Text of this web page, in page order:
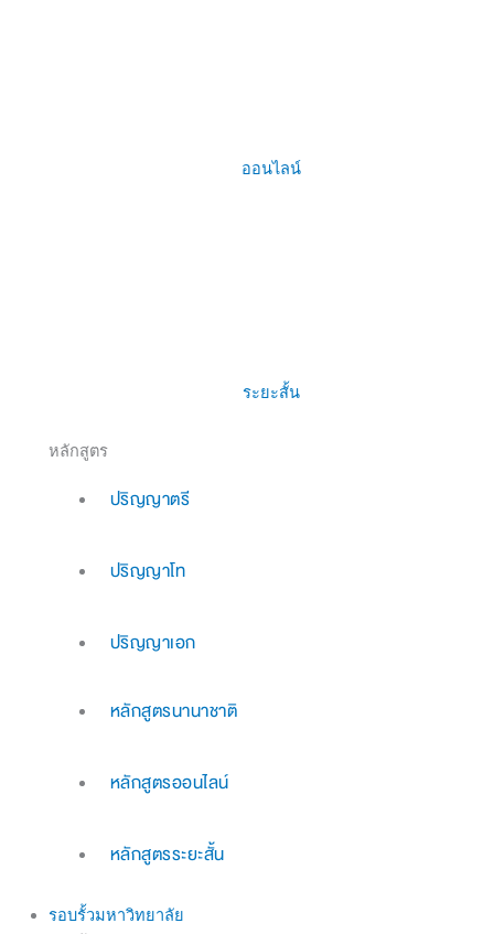
ออนไลน์
ระยะสั้น
หลักสูตร
ปริญญาตรี
ปริญญาโท
ปริญญาเอก
หลักสูตรนานาชาติ
หลักสูตรออนไลน์
หลักสูตรระยะสั้น
รอบรั้วมหาวิทยาลัย